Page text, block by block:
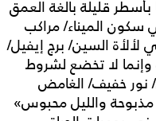
قليلة بالغة العمق
سكون الميناء/ مراكب
السين/ برج إيفيل/
لا تخضع لشروط
نور خفيف/ الغامض
والليل محبوس»